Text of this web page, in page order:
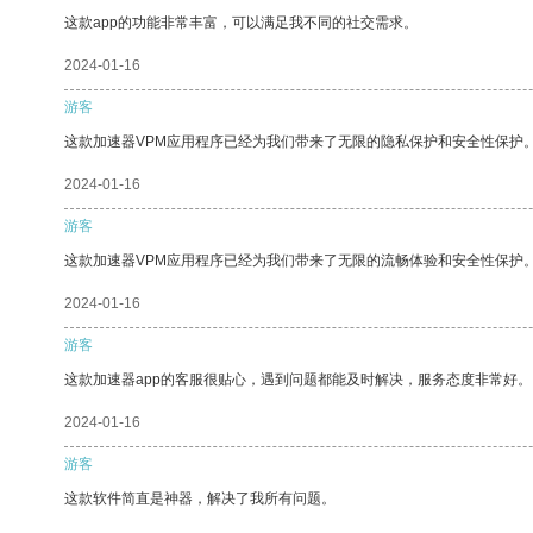
这款app的功能非常丰富，可以满足我不同的社交需求。
2024-01-16
游客
这款加速器VPM应用程序已经为我们带来了无限的隐私保护和安全性保护
2024-01-16
游客
这款加速器VPM应用程序已经为我们带来了无限的流畅体验和安全性保护
2024-01-16
游客
这款加速器app的客服很贴心，遇到问题都能及时解决，服务态度非常好。
2024-01-16
游客
这款软件简直是神器，解决了我所有问题。